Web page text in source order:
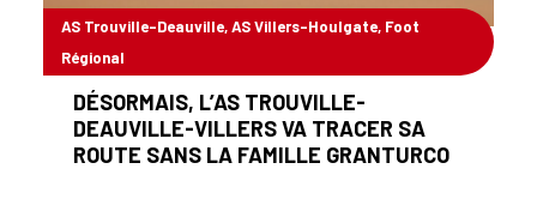
AS Trouville-Deauville, AS Villers-Houlgate, Foot
Régional
15/10/2025
DÉSORMAIS, L’AS TROUVILLE-
DEAUVILLE-VILLERS VA TRACER SA
ROUTE SANS LA FAMILLE GRANTURCO